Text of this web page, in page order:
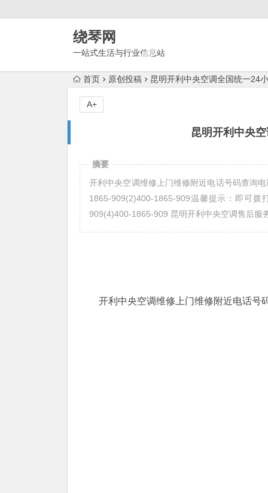
绕琴网
一站式生活与行业信息站
首页 原创投稿 昆明开利中央空调全国统一24
昆明开利中央
A+
摘要
开利中央空调维修上门维修附近电话号码查询
1865-909(2)400-1865-909温馨提示：即可
909(4)400-1865-909 昆明开利中央空调售后
开利中央空调维修上门维修附近电话号